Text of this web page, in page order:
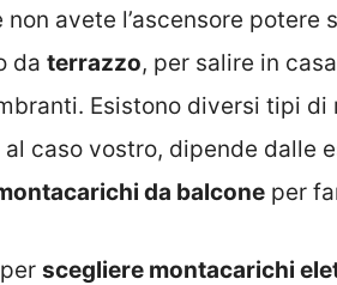
avete l’ascensore potere
da terrazzo, per salire in
Esistono diversi tipi di
caso vostro, dipende dalle
da balcone per
scegliere montacarichi